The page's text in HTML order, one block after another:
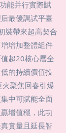
能并行實際賦
最優調試平臺
裝帶來超高契合
增加整體組件
超20核心層全
的持續價值投
聚焦回春引爆
中可賦能全面
增值穩，此功
實量且延長智